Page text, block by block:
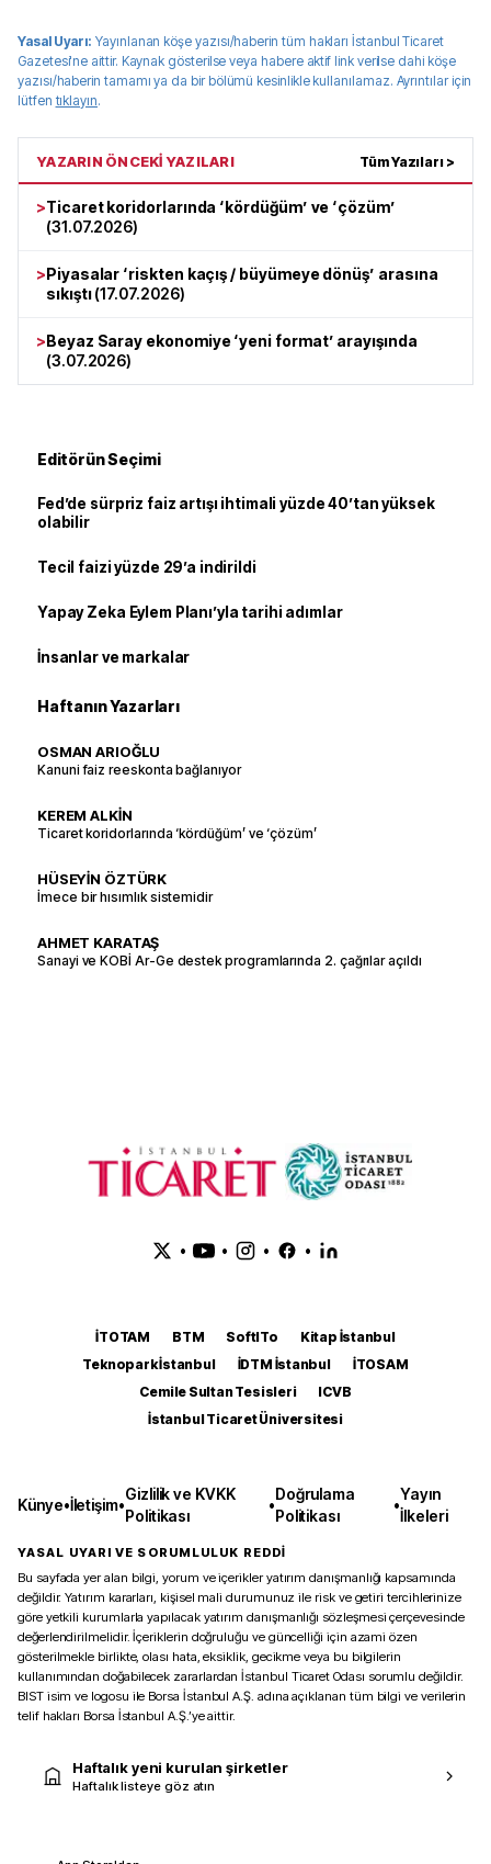
Yasal Uyarı: Yayınlanan köşe yazısı/haberin tüm haklarıİstanbul Ticaret
Gazetesi'ne aittir. Kaynak gösterilse veya habere aktif link verilse dahi köşe
yazısı/haberin tamamı ya da bir bölümü kesinlikle kullanılamaz. Ayrıntılar için
lütfen tıklayın.
YAZARIN ÖNCEKİ YAZILARI Tüm Yazıları >
>Ticaret koridorlarında ‘kördüğüm’ ve ‘çözüm’
(31.07.2026)
>Piyasalar ‘riskten kaçış / büyümeye dönüş’ arasına
sıkıştı(17.07.2026)
>Beyaz Saray ekonomiye ‘yeni format’ arayışında
(3.07.2026)
Editörün Seçimi
Fed’de sürpriz faiz artışı ihtimali yüzde 40’tan yüksek
olabilir
Tecil faizi yüzde 29’a indirildi
Yapay Zeka Eylem Planı’yla tarihi adımlar
İnsanlar ve markalar
Haftanın Yazarları
OSMAN ARIOĞLU
Kanuni faiz reeskonta bağlanıyor
KEREM ALKİN
Ticaret koridorlarında ‘kördüğüm’ ve ‘çözüm’
HÜSEYİN ÖZTÜRK
İmece bir hısımlık sistemidir
AHMET KARATAŞ
Sanayi ve KOBİ Ar-Ge destek programlarında 2. çağrılar açıldı
• • • •
İTOTAM BTM SoftITo
Kitap İstanbul
Teknopark İstanbul
İDTM İstanbul
İTOSAM
Cemile Sultan Tesisleri
ICVB
İstanbul Ticaret Üniversitesi
Künye•İletişim•
Gizlilik ve KVKK
Politikası
•
Doğrulama
Politikası
•
Yayın
İlkeleri
YASAL UYARI VE SORUMLULUK REDDİ
Bu sayfada yer alan bilgi, yorum ve içerikler yatırım danışmanlığı kapsamında
değildir. Yatırım kararları, kişisel mali durumunuz ile risk ve getiri tercihlerinize
göre yetkili kurumlarla yapılacak yatırım danışmanlığı sözleşmesi çerçevesinde
değerlendirilmelidir. İçeriklerin doğruluğu ve güncelliği için azami özen
gösterilmekle birlikte, olası hata, eksiklik, gecikme veya bu bilgilerin
kullanımından doğabilecek zararlardan İstanbul Ticaret Odası sorumlu değildir.
BIST isim ve logosu ile Borsa İstanbul A.Ş. adına açıklanan tüm bilgi ve verilerin
telif hakları Borsa İstanbul A.Ş.’ye aittir.
Haftalık yeni kurulan şirketler
Haftalık listeye göz atın